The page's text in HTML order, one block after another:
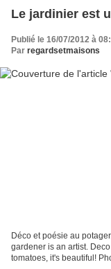
Le jardinier est
Publié le 16/07/2012 à
Par regardsetmaisons
Déco et poésie au
gardener is an artist.
tomatoes, it's beautiful!